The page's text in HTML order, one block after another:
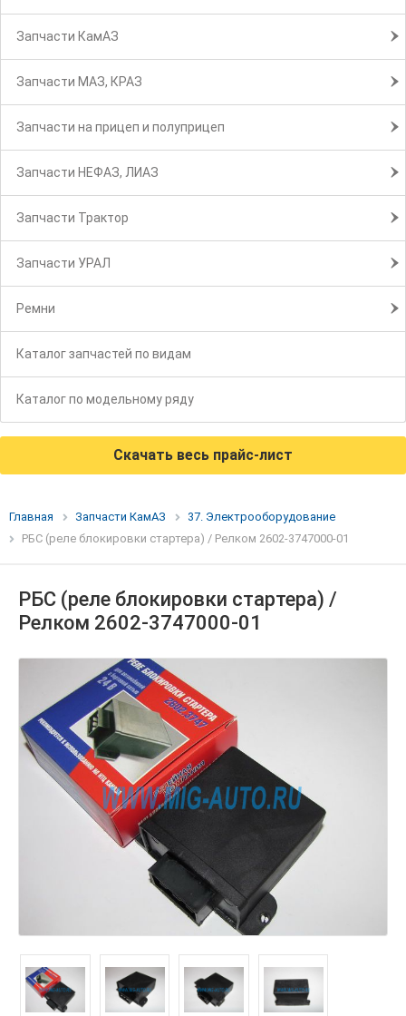
Запчасти КамАЗ
Запчасти МАЗ, КРАЗ
Запчасти на прицеп и полуприцеп
Запчасти НЕФАЗ, ЛИАЗ
Запчасти Трактор
Запчасти УРАЛ
Ремни
Каталог запчастей по видам
Каталог по модельному ряду
Скачать весь прайс-лист
Главная Запчасти КамАЗ
37. Электрооборудование
РБС (реле блокировки стартера) / Релком 2602-3747000-01
РБС (реле блокировки стартера) /
Релком 2602-3747000-01